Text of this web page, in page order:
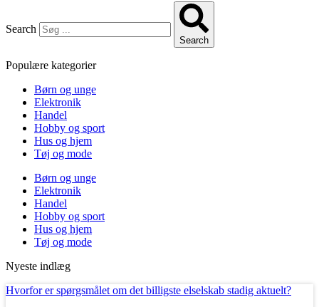
Search
Search
Populære kategorier
Børn og unge
Elektronik
Handel
Hobby og sport
Hus og hjem
Tøj og mode
Børn og unge
Elektronik
Handel
Hobby og sport
Hus og hjem
Tøj og mode
Nyeste indlæg
Hvorfor er spørgsmålet om det billigste elselskab stadig aktuelt?